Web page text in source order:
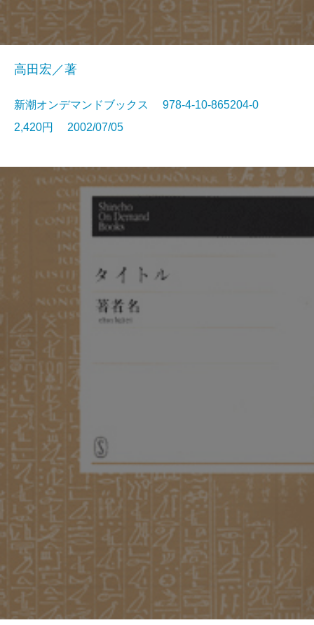
高田宏／著
新潮オンデマンドブックス 978-4-10-865204-0
2,420円 2002/07/05